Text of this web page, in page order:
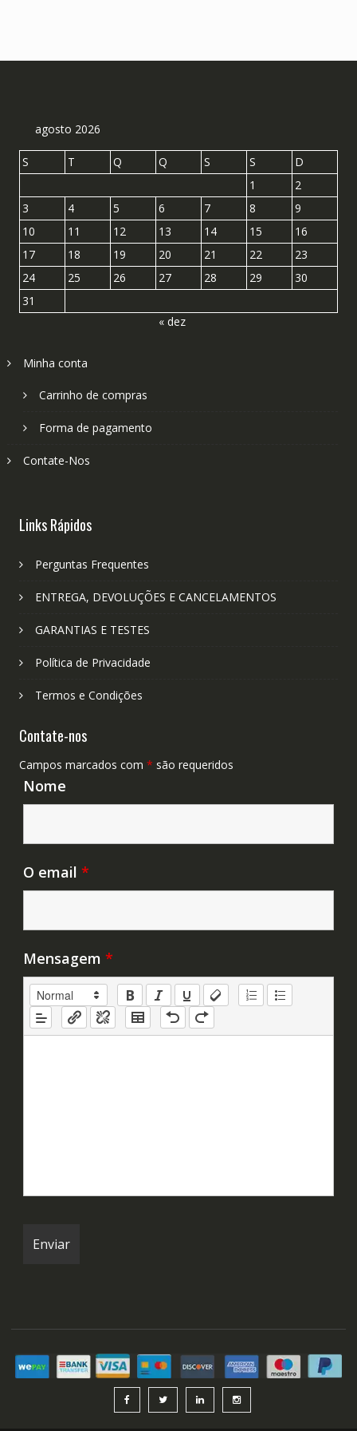
agosto 2026
S T Q Q S S
D
1
2
3
4 5 6 7 8
9
10
11 12 13 14 15
16
17
18 19 20 21 22
23
24
25 26 27 28 29
30
31
« dez
Minha conta
Carrinho de compras
Forma de pagamento
Contate-Nos
Links Rápidos
Perguntas Frequentes
ENTREGA, DEVOLUÇÕES E CANCELAMENTOS
GARANTIAS E TESTES
Política de Privacidade
Termos e Condições
Contate-nos
Campos marcados com * são requeridos
Nome
O email *
Mensagem *